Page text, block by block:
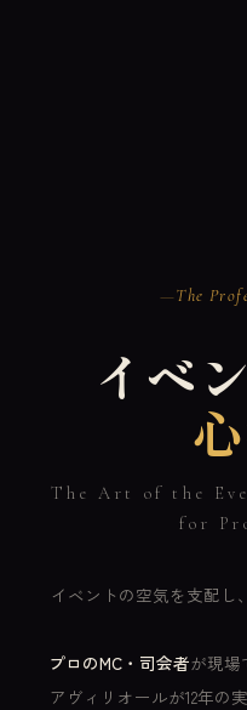
The
イベ
The Art of the
for
イベントの空気を支配し
プロのMC・司会者が現場
アヴィリオールが12年の